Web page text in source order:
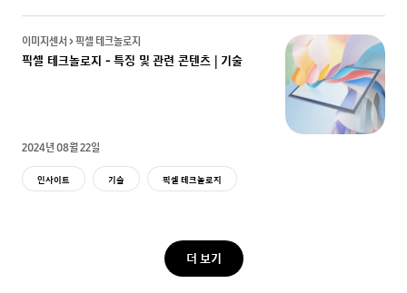
이미지센서 > 픽셀 테크놀로지
픽셀 테크놀로지 - 특징 및 관련 콘텐츠 | 기술
2024년 08월 22일
인사이트 기술 픽셀 테크놀로지
더 보기